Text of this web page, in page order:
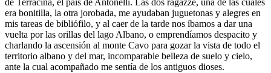
de Terracina, el país de Antonelli. Las dos ragazze, una de las cuales
era bonitilla, la otra jorobada, me ayudaban juguetonas y alegres en
mis tareas de bibliófilo, y al caer de la tarde nos íbamos a dar una
vuelta por las orillas del lago Albano, o emprendíamos despacito y
charlando la ascensión al monte Cavo para gozar la vista de todo el
territorio albano y del mar, incomparable belleza de suelo y cielo,
ante la cual acompañado me sentía de los antiguos dioses.